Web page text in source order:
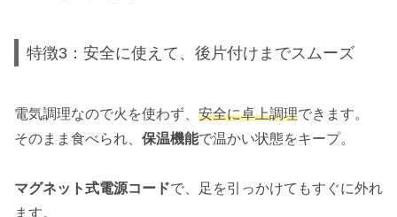
特徴3：安全に使えて、後片付けまでスムーズ
電気調理なので火を使わず、 安全に卓上調理できます。
そのまま食べられ、 保温機能で温かい状態をキープ。
マグネット式電源コードで、足を引っかけてもすぐに外れ
ます。